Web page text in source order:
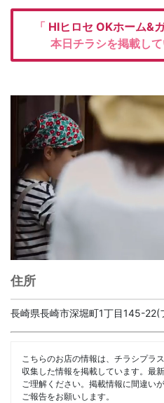
「 HIヒロセ OKホーム&
本日チラシを掲載し
住所
長崎県長崎市深堀町1丁目145-22(
こちらのお店の情報は、チラシプラ
収集した情報を掲載しています。最
ご理解ください。掲載情報に間違い
ご報告をお願いします。